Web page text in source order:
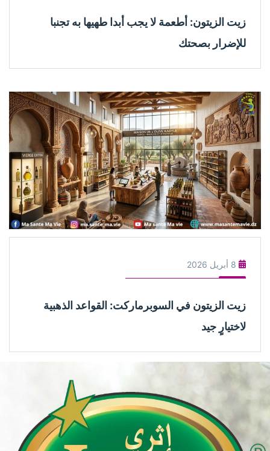
زيت الزيتون: أطعمة لا يجب أبدا طهيها به تجنبا
للإضرار بصحتك
8 أبريل 2026
زيت الزيتون في السوبرماركت: القواعد الذهبية
لاختيارٍ جيد